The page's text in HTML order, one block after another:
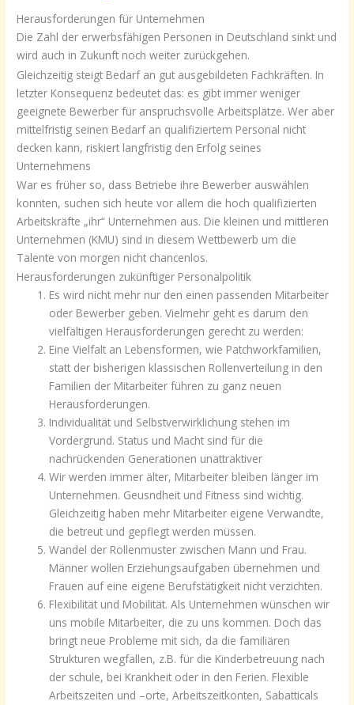
Herausforderungen für Unternehmen
Die Zahl der erwerbsfähigen Personen in Deutschland sinkt und
wird auch in Zukunft noch weiter zurückgehen.
Gleichzeitig steigt Bedarf an gut ausgebildeten Fachkräften. In
letzter Konsequenz bedeutet das: es gibt immer weniger
geeignete Bewerber für anspruchsvolle Arbeitsplätze. Wer aber
mittelfristig seinen Bedarf an qualifiziertem Personal nicht
decken kann, riskiert langfristig den Erfolg seines
Unternehmens
War es früher so, dass Betriebe ihre Bewerber auswählen
konnten, suchen sich heute vor allem die hoch qualifizierten
Arbeitskräfte „ihr“ Unternehmen aus. Die kleinen und mittleren
Unternehmen (KMU) sind in diesem Wettbewerb um die
Talente von morgen nicht chancenlos.
Herausforderungen zukünftiger Personalpolitik
Es wird nicht mehr nur den einen passenden Mitarbeiter
oder Bewerber geben. Vielmehr geht es darum den
vielfältigen Herausforderungen gerecht zu werden:
Eine Vielfalt an Lebensformen, wie Patchworkfamilien,
statt der bisherigen klassischen Rollenverteilung in den
Familien der Mitarbeiter führen zu ganz neuen
Herausforderungen.
Individualität und Selbstverwirklichung stehen im
Vordergrund. Status und Macht sind für die
nachrückenden Generationen unattraktiver
Wir werden immer älter, Mitarbeiter bleiben länger im
Unternehmen. Geusndheit und Fitness sind wichtig.
Gleichzeitig haben mehr Mitarbeiter eigene Verwandte,
die betreut und gepflegt werden müssen.
Wandel der Rollenmuster zwischen Mann und Frau.
Männer wollen Erziehungsaufgaben übernehmen und
Frauen auf eine eigene Berufstätigkeit nicht verzichten.
Flexibilität und Mobilität. Als Unternehmen wünschen wir
uns mobile Mitarbeiter, die zu uns kommen. Doch das
bringt neue Probleme mit sich, da die familiären
Strukturen wegfallen, z.B. für die Kinderbetreuung nach
der schule, bei Krankheit oder in den Ferien. Flexible
Arbeitszeiten und –orte, Arbeitszeitkonten, Sabatticals